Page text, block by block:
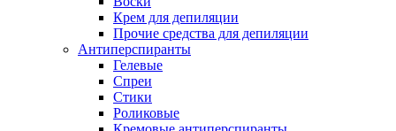
Крем для депиляции
Прочие средства для депиляции
Антиперспиранты
Гелевые
Спреи
Стики
Роликовые